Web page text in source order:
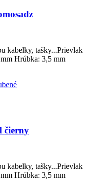
kabelky, tašky...Prievlak
Hrúbka: 3,5 mm
čierny
kabelky, tašky...Prievlak
Hrúbka: 3,5 mm